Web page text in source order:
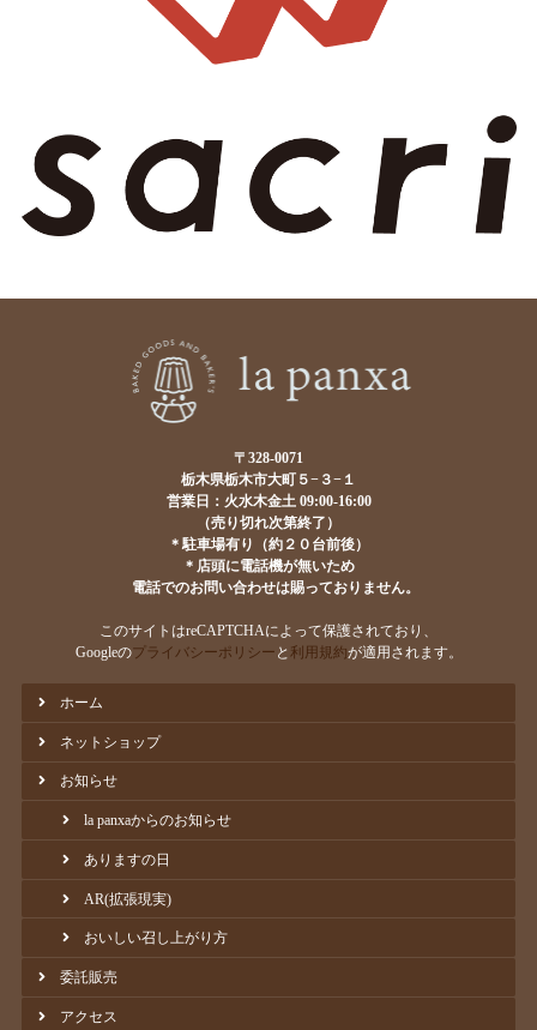
〒328-0071
栃木県栃木市大町５−３−１
営業日：火水木金土 09:00-16:00
（売り切れ次第終了）
＊駐車場有り（約２０台前後）
＊店頭に電話機が無いため
電話でのお問い合わせは賜っておりません。
このサイトはreCAPTCHAによって保護されており、
Googleのプライバシーポリシー と 利用規約が適用されます。
ホーム
ネットショップ
お知らせ
la panxaからのお知らせ
ありますの日
AR(拡張現実)
おいしい召し上がり方
委託販売
アクセス